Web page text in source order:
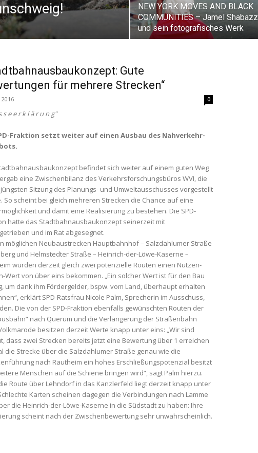
NEW YORK MOVES AND BLACK
COMMUNITIES – Jamel Shabazz
und sein fotografisches Werk
Gute
für mehrere Strecken“
0
s e e r k l ä r u n g"
Fraktion setzt weiter auf einen Ausbau des Nahverkehr-
befindet sich weiter auf einem guten Weg
eine Zwischenbilanz des Verkehrsforschungsbüros WVI, die
Sitzung des Planungs- und Umweltausschusses vorgestellt
So scheint bei gleich mehreren Strecken die Chance auf eine
und damit eine Realisierung zu bestehen. Die SPD-
hatte das Stadtbahnausbaukonzept seinerzeit mit
und im Rat abgesegnet.
möglichen Neubaustrecken Hauptbahnhof – Salzdahlumer Straße
und Helmstedter Straße – Heinrich-der-Löwe-Kaserne –
würden derzeit gleich zwei potenzielle Routen einen Nutzen-
Wert von über eins bekommen. „Ein solcher Wert ist für den Bau
um dank ihm Fördergelder, bspw. vom Land, überhaupt erhalten
erklärt SPD-Ratsfrau Nicole Palm, Sprecherin im Ausschuss,
Die von der SPD-Fraktion ebenfalls gewünschten Routen der
nach Querum und die Verlängerung der Straßenbahn
besitzen derzeit Werte knapp unter eins: „Wir sind
dass zwei Strecken bereits jetzt eine Bewertung über 1 erreichen
die Strecke über die Salzdahlumer Straße genau wie die
nach Rautheim ein hohes Erschließungspotenzial besitzt
Menschen auf die Schiene bringen wird“, sagt Palm hierzu.
Route über Lehndorf in das Kanzlerfeld liegt derzeit knapp unter
Karten scheinen dagegen die Verbindungen nach Lamme
die Heinrich-der-Löwe-Kaserne in die Südstadt zu haben: Ihre
scheint nach der Zwischenbewertung sehr unwahrscheinlich.